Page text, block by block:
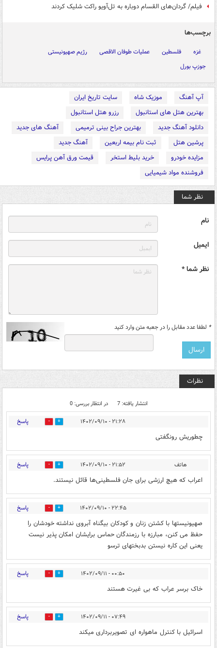
فیلم/ گردان‌های القسام دوباره به‌ تل‌آویو راکت شلیک کردند
برچسب‌ها
غزه فلسطین عملیات طوفان الاقصی
رژیم صهیونیستی
جوزپ بورل
آپ آهنگ موزیک شاه
سایت تاریخ ایران
بهترین هتل های استانبول
رزرو هتل استانبول
دانلود آهنگ جدید
بهترین جراح بینی ترمیمی
آهنگ های جدید
پرشین هتل
ثبت نام بیمه اربعین
آهنگ جدید
مزایده خودرو
خرید بلیط استخر
قیمت ورق آهن پرایس
فروشنده مواد شیمیایی
نظر شما
نام
ایمیل
نظر شما *
* لطفا عدد مقابل را در جعبه متن وارد کنید
نظرات
انتشار یافته: 7 در انتظار بررسی: 0
۲۱:۲۸ - ۱۴۰۲/۰۹/۱۰ 0 پاسخ
چطوریش رونگفتی
هاتف ۲۱:۵۲ - ۱۴۰۲/۰۹/۱۰ 0 پاسخ
اعراب که هیچ ارزشی برای جان فلسطینی‌ها قائل نیستند.
۲۲:۴۵ - ۱۴۰۲/۰۹/۱۰ 20 پاسخ
صهیونیستها با کشتن زنان و کودکان بیگناه آبروی نداشته خودشان را
حفظ می کنن، مبارزه با رزمندگان حماس برایشان امکان پذیر نیست
یعنی این کاره نیستن بدبختهای ترسو
۰۰:۵۰ - ۱۴۰۲/۰۹/۱۱ 1 پاسخ
خاک برسر عراب که بی غیرت هستند
۰۷:۴۹ - ۱۴۰۲/۰۹/۱۱ 0 پاسخ
اسرائيل با كنترل ماهواره اى تصويربردارى ميكند